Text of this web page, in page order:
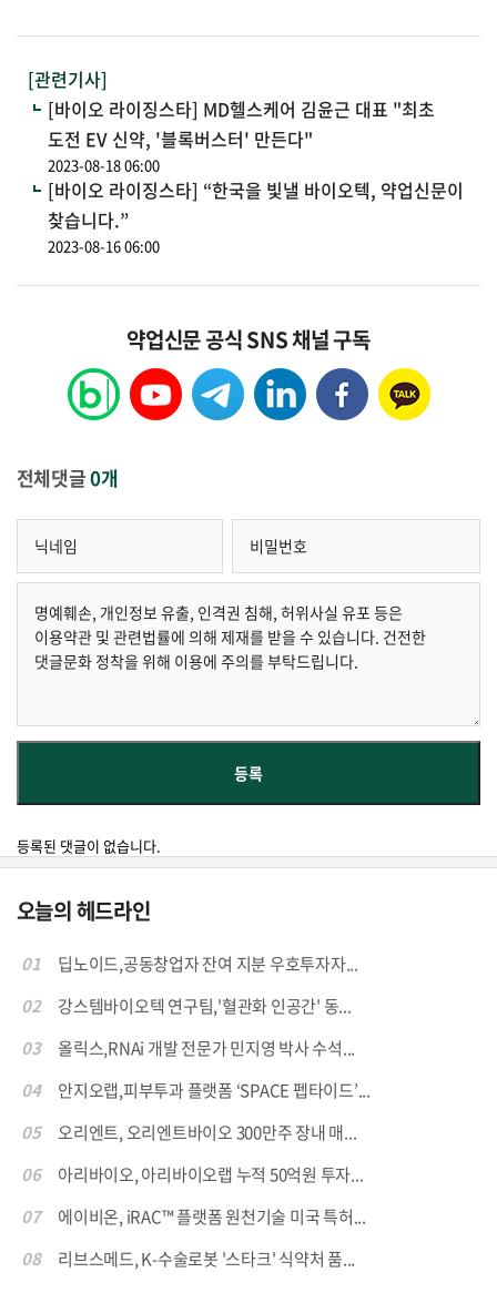
[관련기사]
[바이오 라이징스타] MD헬스케어 김윤근 대표 "최초
도전 EV 신약, '블록버스터' 만든다"
2023-08-18 06:00
[바이오 라이징스타] “한국을 빛낼 바이오텍, 약업신문이
찾습니다.”
2023-08-16 06:00
약업신문 공식 SNS 채널 구독
전체댓글0개
등록된 댓글이 없습니다.
오늘의 헤드라인
01
딥노이드,공동창업자 잔여 지분 우호투자자...
02
강스템바이오텍 연구팀,'혈관화 인공간' 동...
03
올릭스,RNAi 개발 전문가 민지영 박사 수석...
04
안지오랩,피부투과 플랫폼 ‘SPACE 펩타이드’...
05
오리엔트, 오리엔트바이오 300만주 장내 매...
06
아리바이오, 아리바이오랩 누적 50억원 투자...
07
에이비온, iRAC™ 플랫폼 원천기술 미국 특허...
08
리브스메드, K-수술로봇 '스타크' 식약처 품...